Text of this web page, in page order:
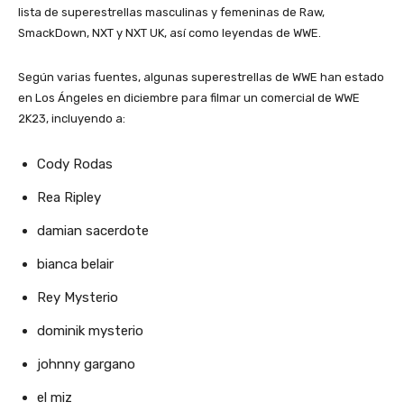
lista de superestrellas masculinas y femeninas de Raw,
SmackDown, NXT y NXT UK, así como leyendas de WWE.
Según varias fuentes, algunas superestrellas de WWE han estado
en Los Ángeles en diciembre para filmar un comercial de WWE
2K23, incluyendo a:
Cody Rodas
Rea Ripley
damian sacerdote
bianca belair
Rey Mysterio
dominik mysterio
johnny gargano
el miz